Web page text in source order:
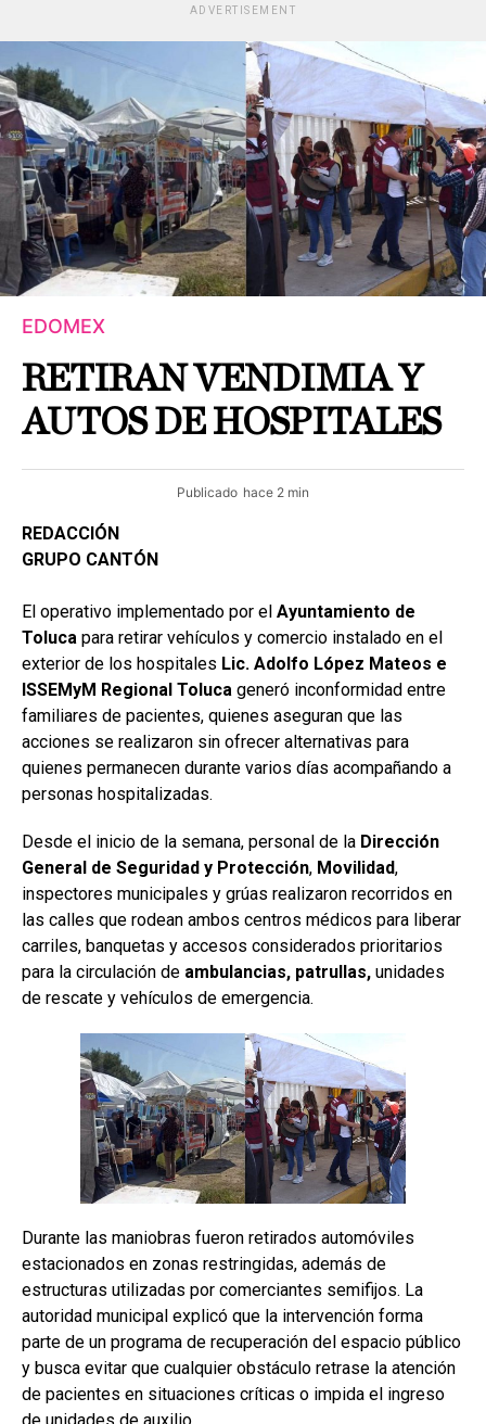
ADVERTISEMENT
EDOMEX
RETIRAN VENDIMIA Y
AUTOS DE HOSPITALES
Publicado hace 2 min
REDACCIÓN
GRUPO CANTÓN
El operativo implementado por el Ayuntamiento de
Toluca para retirar vehículos y comercio instalado en el
exterior de los hospitales Lic. Adolfo López Mateos e
ISSEMyM Regional Toluca generó inconformidad entre
familiares de pacientes, quienes aseguran que las
acciones se realizaron sin ofrecer alternativas para
quienes permanecen durante varios días acompañando a
personas hospitalizadas.
Desde el inicio de la semana, personal de la Dirección
General de Seguridad y Protección, Movilidad,
inspectores municipales y grúas realizaron recorridos en
las calles que rodean ambos centros médicos para liberar
carriles, banquetas y accesos considerados prioritarios
para la circulación de ambulancias, patrullas, unidades
de rescate y vehículos de emergencia.
Durante las maniobras fueron retirados automóviles
estacionados en zonas restringidas, además de
estructuras utilizadas por comerciantes semifijos. La
autoridad municipal explicó que la intervención forma
parte de un programa de recuperación del espacio público
y busca evitar que cualquier obstáculo retrase la atención
de pacientes en situaciones críticas o impida el ingreso